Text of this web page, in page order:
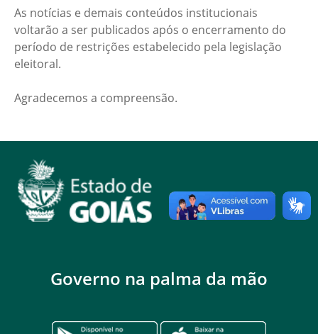
As notícias e demais conteúdos institucionais
voltarão a ser publicados após o encerramento do
período de restrições estabelecido pela legislação
eleitoral.
Agradecemos a compreensão.
Governo na palma da mão